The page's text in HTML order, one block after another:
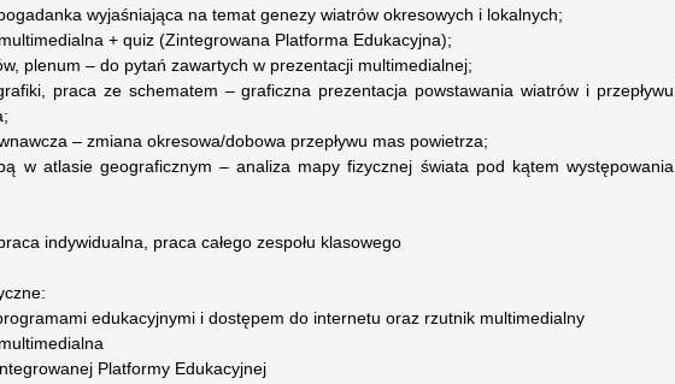
wyjaśniająca na temat genezy wiatrów okresowych i lokalnych;
+ quiz (Zintegrowana Platforma Edukacyjna);
plenum – do pytań zawartych w prezentacji multimedialnej;
praca ze schematem – graficzna prezentacja powstawania wiatrów i przepływu
– zmiana okresowa/dobowa przepływu mas powietrza;
w atlasie geograficznym – analiza mapy fizycznej świata pod kątem występowania
indywidualna, praca całego zespołu klasowego
edukacyjnymi i dostępem do internetu oraz rzutnik multimedialny
Platformy Edukacyjnej